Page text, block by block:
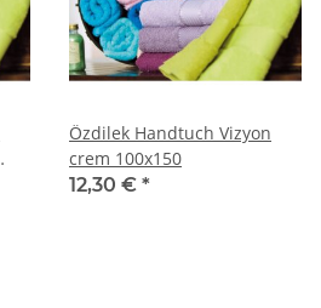
Özdilek Handtuch Vizyon
crem 100x150
12,30 € *